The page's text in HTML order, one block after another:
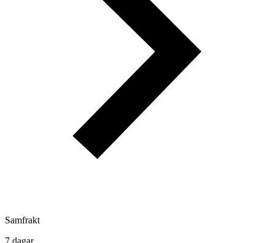
Samfrakt
7 dagar